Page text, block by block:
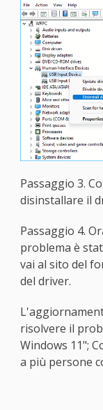
Passaggio 3.
disinstallare il
Passaggio 4.
problema è
vai al sito del
del driver.
risolvere il
Windows 11";
a più persone